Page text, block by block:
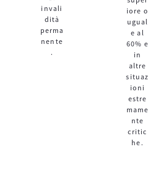
invali
dità
perma
nente
.
iore o
ugual
e al
60% e
in
altre
situaz
ioni
estre
mame
nte
critic
he.